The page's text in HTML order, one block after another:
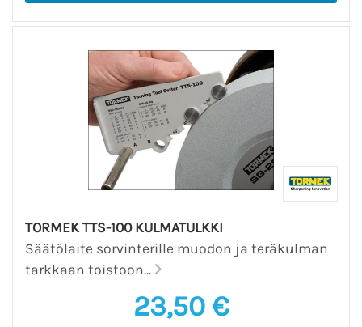
TORMEK TTS-100 KULMATULKKI
Säätölaite sorvinterille muodon ja teräkulman
tarkkaan toistoon...
23,50 €